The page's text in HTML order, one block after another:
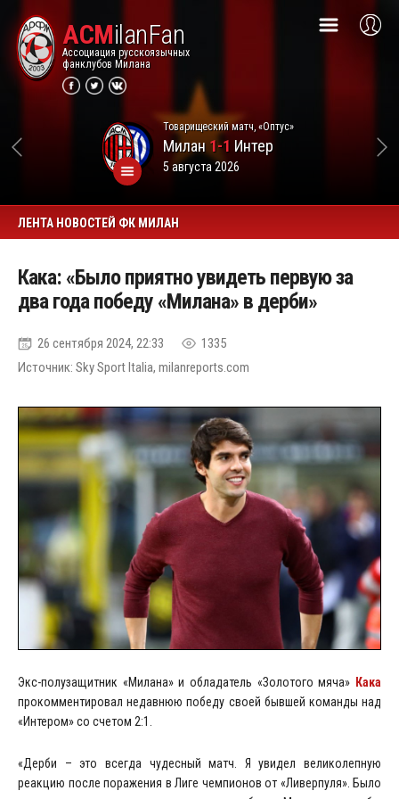
ACMilanFan
Ассоциация русскоязычных
фанклубов Милана
Товарищеский матч, «Оптус»
Милан1-1 Интер
5 августа 2026
ЛЕНТА НОВОСТЕЙ ФК МИЛАН
Кака: «Было приятно увидеть первую за
два года победу «Милана» в дерби»
26 сентября 2024, 22:33
1335
Источник: Sky Sport Italia, milanreports.com
Экс-полузащитник «Милана» и обладатель «Золотого мяча» Кака
прокомментировал недавнюю победу своей бывшей команды над
«Интером» со счетом 2:1.
«Дерби – это всегда чудесный матч. Я увидел великолепную
реакцию после поражения в Лиге чемпионов от «Ливерпуля». Было